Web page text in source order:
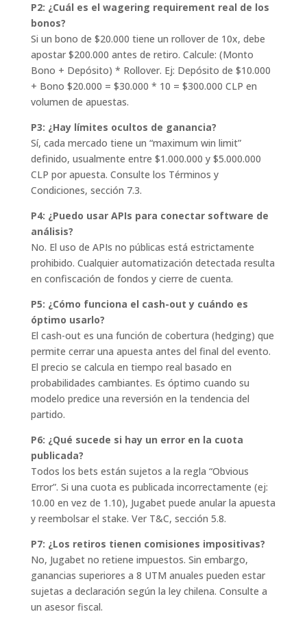
P2: ¿Cuál es el wagering requirement real de los
bonos?
Si un bono de $20.000 tiene un rollover de 10x, debe
apostar $200.000 antes de retiro. Calcule: (Monto
Bono + Depósito) * Rollover. Ej: Depósito de $10.000
+ Bono $20.000 = $30.000 * 10 = $300.000 CLP en
volumen de apuestas.
P3: ¿Hay límites ocultos de ganancia?
Sí, cada mercado tiene un “maximum win limit”
definido, usualmente entre $1.000.000 y $5.000.000
CLP por apuesta. Consulte los Términos y
Condiciones, sección 7.3.
P4: ¿Puedo usar APIs para conectar software de
análisis?
No. El uso de APIs no públicas está estrictamente
prohibido. Cualquier automatización detectada resulta
en confiscación de fondos y cierre de cuenta.
P5: ¿Cómo funciona el cash-out y cuándo es
óptimo usarlo?
El cash-out es una función de cobertura (hedging) que
permite cerrar una apuesta antes del final del evento.
El precio se calcula en tiempo real basado en
probabilidades cambiantes. Es óptimo cuando su
modelo predice una reversión en la tendencia del
partido.
P6: ¿Qué sucede si hay un error en la cuota
publicada?
Todos los bets están sujetos a la regla “Obvious
Error”. Si una cuota es publicada incorrectamente (ej:
10.00 en vez de 1.10), Jugabet puede anular la apuesta
y reembolsar el stake. Ver T&C, sección 5.8.
P7: ¿Los retiros tienen comisiones impositivas?
No, Jugabet no retiene impuestos. Sin embargo,
ganancias superiores a 8 UTM anuales pueden estar
sujetas a declaración según la ley chilena. Consulte a
un asesor fiscal.